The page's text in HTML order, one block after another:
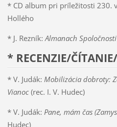
* CD album pri príležitosti 230.
Hollého
* J. Rezník:Almanach
* RECENZIE/
* V. Judák: Mobilizácia dobroty:
Vianoc(rec. I. V. Hudec)
* V. Judák: Pane, mám čas
Hudec)